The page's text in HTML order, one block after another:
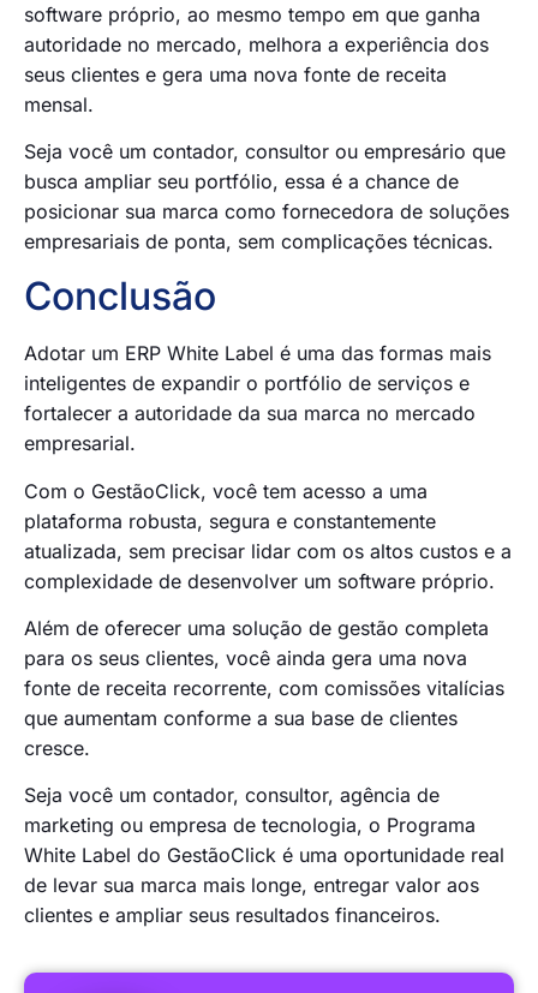
software próprio, ao mesmo tempo em que ganha
autoridade no mercado, melhora a experiência dos
seus clientes e gera uma nova fonte de receita
mensal.
Seja você um contador, consultor ou empresário que
busca ampliar seu portfólio, essa é a chance de
posicionar sua marca como fornecedora de soluções
empresariais de ponta, sem complicações técnicas.
Conclusão
Adotar um ERP White Label é uma das formas mais
inteligentes de expandir o portfólio de serviços e
fortalecer a autoridade da sua marca no mercado
empresarial.
Com o GestãoClick, você tem acesso a uma
plataforma robusta, segura e constantemente
atualizada, sem precisar lidar com os altos custos e a
complexidade de desenvolver um software próprio.
Além de oferecer uma solução de gestão completa
para os seus clientes, você ainda gera uma nova
fonte de receita recorrente, com comissões vitalícias
que aumentam conforme a sua base de clientes
cresce.
Seja você um contador, consultor, agência de
marketing ou empresa de tecnologia, o Programa
White Label do GestãoClick é uma oportunidade real
de levar sua marca mais longe, entregar valor aos
clientes e ampliar seus resultados financeiros.